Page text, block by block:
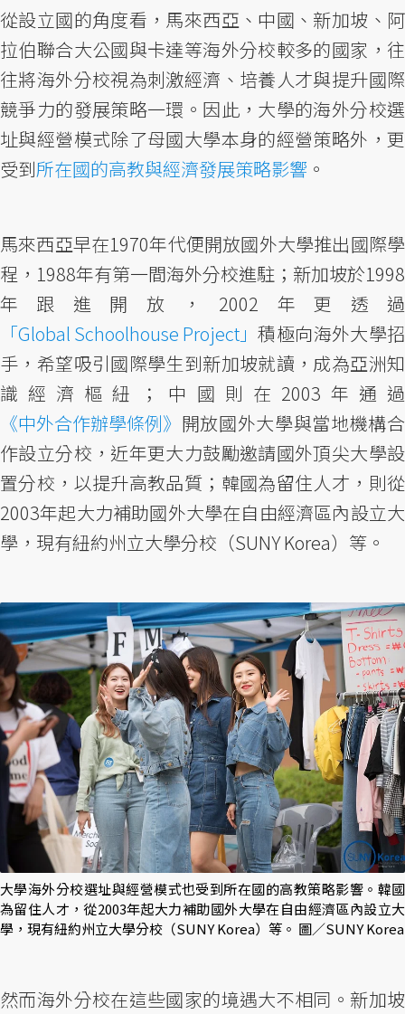
從設立國的角度看，馬來西亞、中國、新加坡、阿
拉伯聯合大公國與卡達等海外分校較多的國家，往
往將海外分校視為刺激經濟、培養人才與提升國際
競爭力的發展策略一環。因此，大學的海外分校選
址與經營模式除了母國大學本身的經營策略外，更
受到所在國的高教與經濟發展策略影響 。
馬來西亞早在1970年代便開放國外大學推出國際學
程，1988年有第一間海外分校進駐；新加坡於1998
年跟進開放，2002年更透過
「Global Schoolhouse Project」 積極向海外大學招
手，希望吸引國際學生到新加坡就讀，成為亞洲知
識經濟樞紐；中國則在2003年通過
《中外合作辦學條例》 開放國外大學與當地機構合
作設立分校，近年更大力鼓勵邀請國外頂尖大學設
置分校，以提升高教品質；韓國為留住人才，則從
2003年起大力補助國外大學在自由經濟區內設立大
學，現有紐約州立大學分校（SUNY Korea）等。
大學海外分校選址與經營模式也受到所在國的高教策略影響。韓國
為留住人才，從2003年起大力補助國外大學在自由經濟區內設立大
學，現有紐約州立大學分校（SUNY Korea）等。 圖／SUNY Korea
然而海外分校在這些國家的境遇大不相同。新加坡